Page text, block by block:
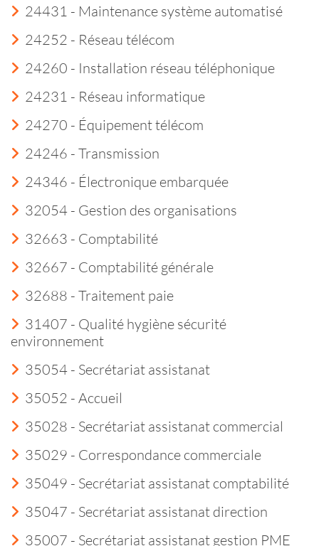
24431 - Maintenance système automatisé
24252 - Réseau télécom
24260 - Installation réseau téléphonique
24231 - Réseau informatique
24270 - Équipement télécom
24246 - Transmission
24346 - Électronique embarquée
32054 - Gestion des organisations
32663 - Comptabilité
32667 - Comptabilité générale
32688 - Traitement paie
31407 - Qualité hygiène sécurité
environnement
35054 - Secrétariat assistanat
35052 - Accueil
35028 - Secrétariat assistanat commercial
35029 - Correspondance commerciale
35049 - Secrétariat assistanat comptabilité
35047 - Secrétariat assistanat direction
35007 - Secrétariat assistanat gestion PME